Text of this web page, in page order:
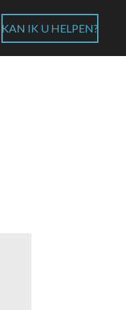
KAN IK U HELPEN?